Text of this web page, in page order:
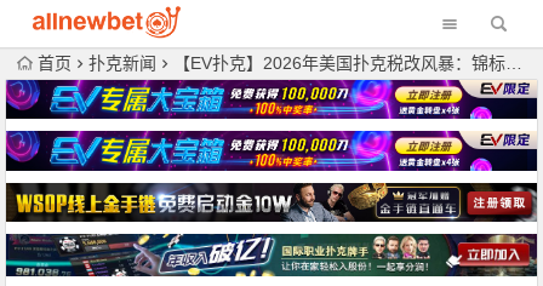
首页 扑克新闻 【EV扑克】2026年美国扑克税改风暴：锦标赛“职业牌手”或将集体失业？